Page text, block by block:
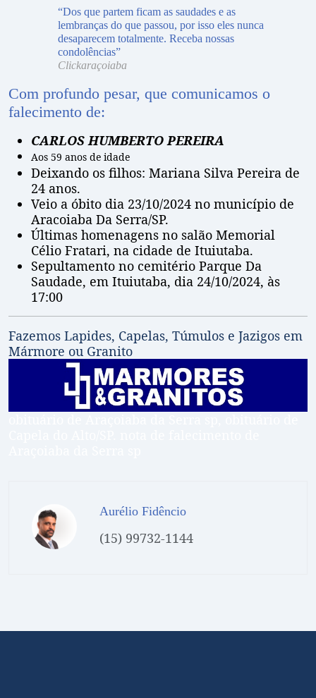
“Dos que partem ficam as saudades e as
lembranças do que passou, por isso eles nunca
desaparecem totalmente. Receba nossas
condolências”
Clickaraçoiaba
Com profundo pesar, que comunicamos o
falecimento de:
CARLOS HUMBERTO PEREIRA
Aos 59 anos de idade
Deixando os filhos: Mariana Silva Pereira de
24 anos.
Veio a óbito dia 23/10/2024 no município de
Aracoiaba Da Serra/SP.
Últimas homenagens no salão Memorial
Célio Fratari, na cidade de Ituiutaba.
Sepultamento no cemitério Parque Da
Saudade, em Ituiutaba, dia 24/10/2024, às
17:00
Fazemos Lapides, Capelas, Túmulos e Jazigos em
Mármore ou Granito
Aurélio Fidêncio
(15) 99732-1144